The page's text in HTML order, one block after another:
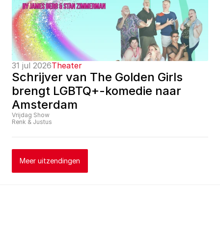
31 jul 2026Theater
Schrijver van The Golden Girls
brengt LGBTQ+-komedie naar
Amsterdam
Vrijdag Show
Renk & Justus
Meer uitzendingen